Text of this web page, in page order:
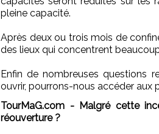
pleine capacité.
Après deux ou trois mois de
des lieux qui concentrent
Enfin de nombreuses questions
ouvrir, pourrons-nous accéder aux
TourMaG.com - Malgré cette
réouverture ?